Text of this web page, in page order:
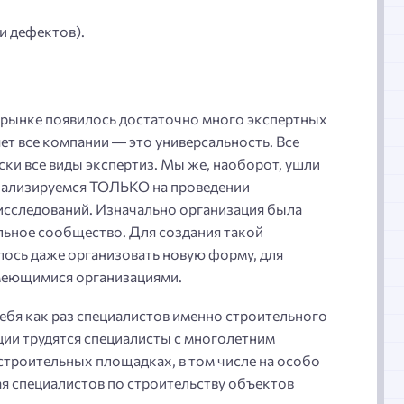
дефектов).
появилось достаточно много экспертных
все компании — это универсальность. Все
все виды экспертиз. Мы же, наоборот, ушли
ТОЛЬКО на проведении
Изначально организация была
сообщество. Для создания такой
даже организовать новую форму, для
организациями.
как раз специалистов именно строительного
трудятся специалисты с многолетним
площадках, в том числе на особо
по строительству объектов